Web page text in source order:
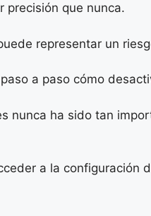
precisión que nunca.
representar un
a paso cómo
nunca ha sido tan
a la